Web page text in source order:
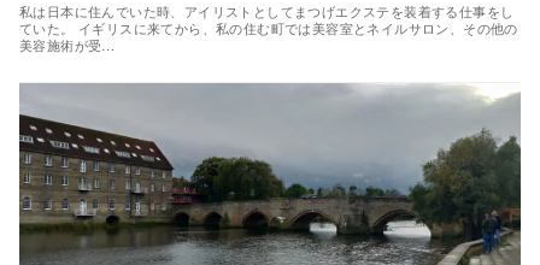
私は日本に住んでいた時、アイリストとしてまつげエクステを装着する仕事をし
ていた。 イギリスに来てから、私の住む町では美容室とネイルサロン、その他の
美容施術が受…